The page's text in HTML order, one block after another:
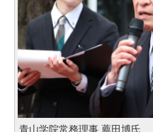
青山学院常務理事 薦田博氏